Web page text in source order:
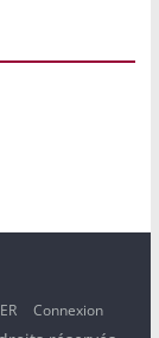
Connexion